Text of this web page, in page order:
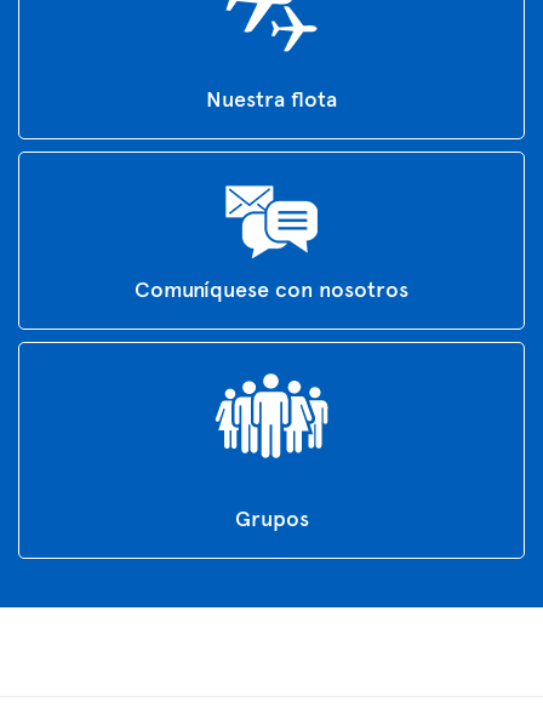
Nuestra flota
Comuníquese con nosotros
Grupos